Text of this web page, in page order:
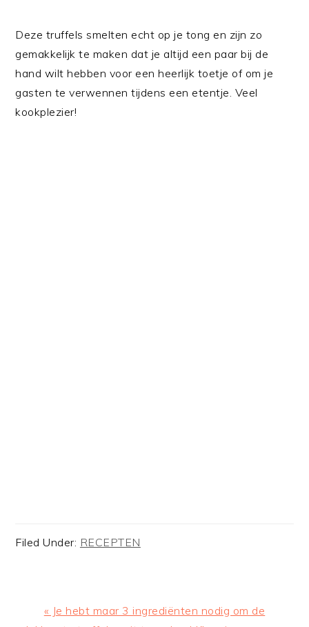
Deze truffels smelten echt op je tong en zijn zo
gemakkelijk te maken dat je altijd een paar bij de
hand wilt hebben voor een heerlijk toetje of om je
gasten te verwennen tijdens een etentje. Veel
kookplezier!
Filed Under: RECEPTEN
Previous
« Je hebt maar 3 ingrediënten nodig om de